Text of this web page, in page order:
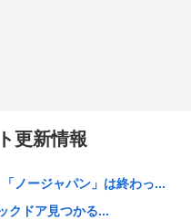
更新情報
ノージャパン」は終わっ...
クドア見つかる...